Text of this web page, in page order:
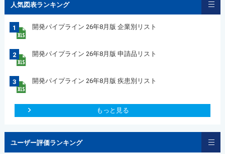
人気図表ランキング
1 開発パイプライン 26年8月版 企業別リスト
2 開発パイプライン 26年8月版 申請品リスト
3 開発パイプライン 26年8月版 疾患別リスト
もっと見る
ユーザー評価ランキング